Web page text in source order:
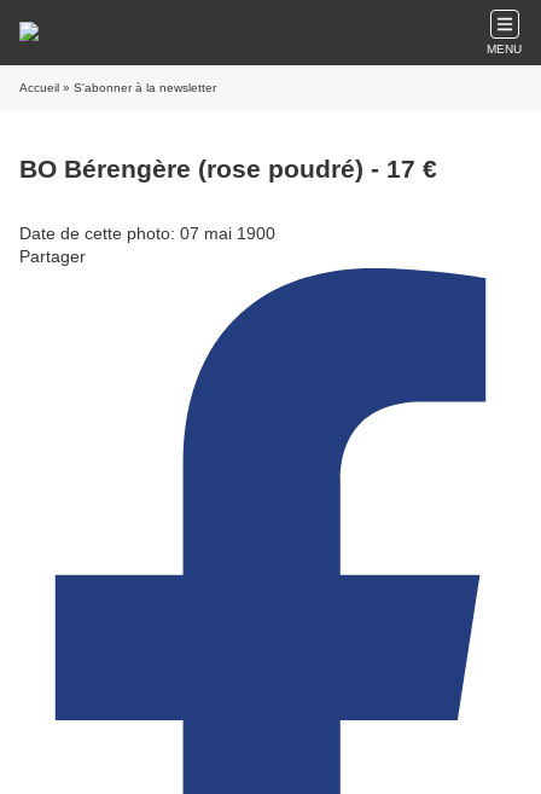
MENU
Accueil » S'abonner à la newsletter
BO Bérengère (rose poudré) - 17 €
Date de cette photo: 07 mai 1900
Partager